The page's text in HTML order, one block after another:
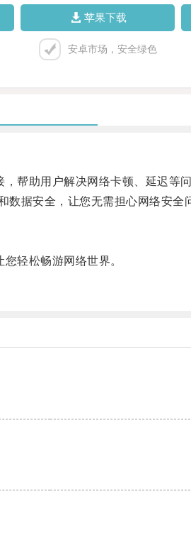
苹果下载
安卓市场，安全绿色
助用户解决网络卡顿、延迟等问
据安全，让您无需担心网络安全
轻松畅游网络世界。